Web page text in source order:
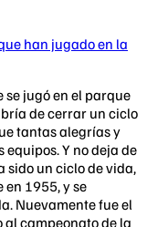
han jugado en la
jugó en el parque
de cerrar un ciclo
tantas alegrías y
Y no deja de
sido un ciclo de vida,
1955, y se
Nuevamente fue el
al campeonato de la